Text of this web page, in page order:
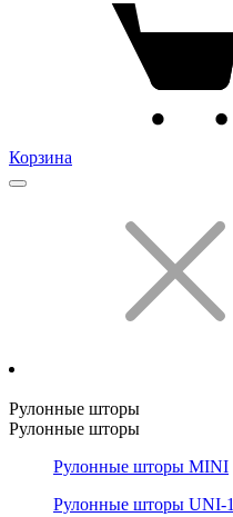
Корзина
Рулонные шторы
Рулонные шторы
Рулонные шторы MINI
Рулонные шторы UNI-1